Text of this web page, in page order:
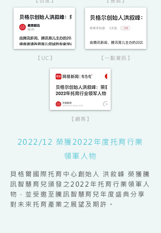
【UC】 【一點資訊】
【網易】
2022/12 榮獲2022年度托育行業
領軍人物
貝格爾國際托育中心創始人 洪敘峰 榮獲騰
訊智慧育兒頒發之2022年托育行業領軍人
物，並受邀至騰訊智慧育兒年度盛典分享
對未來托育產業之展望及期許。